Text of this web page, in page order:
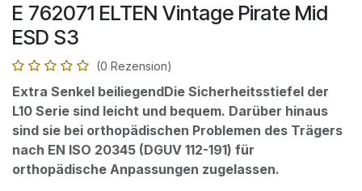
E 762071 ELTEN Vintage Pirate Mid
ESD S3
(0 Rezension)
Extra Senkel beiliegendDie Sicherheitsstiefel der
L10 Serie sind leicht und bequem. Darüber hinaus
sind sie bei orthopädischen Problemen des Trägers
nach EN ISO 20345 (DGUV 112-191) für
orthopädische Anpassungen zugelassen.